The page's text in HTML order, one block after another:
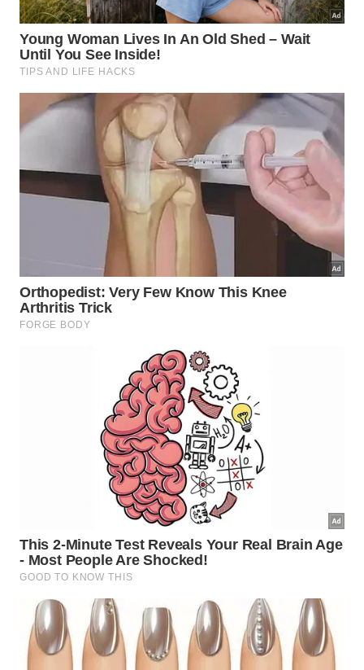
As três opções podem ser usadas em forno
desligado, mas sempre depois da limpeza e em
recipiente aberto. A diferença está no perfume final:
hortelã refresca, louro neutraliza com nota herbal e
limão entrega frescor cítrico mais
Na comparação prática, observe:
Hortelã: melhor para sensação fresca e aroma
Louro: bom para cheiro de comida pesada e
ambiente fechado.
Casca de limão: indicada para gordura, peixe e
fritura recente.
Misturas: podem funcionar, mas use pouca
quantidade para não exagerar.
Quais cuidados evitam que o mau
cheiro volte?
Assim como no truque decolocar folhas de louro no
micro-ondas, a hortelã ajuda na manutenção do
cheiro, mas não resolve sujeira acumulada. Forno
com gordura antiga precisa de higienização
antes
doaromatizante.